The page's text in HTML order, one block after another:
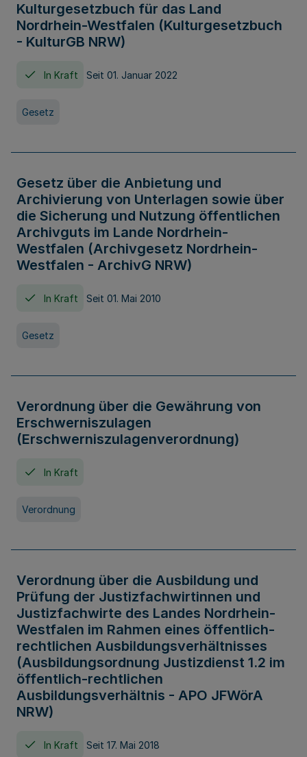
Kulturgesetzbuch für das Land
Nordrhein-Westfalen (Kulturgesetzbuch
- KulturGB NRW)
In Kraft Seit 01. Januar 2022
Gesetz
Gesetz über die Anbietung und
Archivierung von Unterlagen sowie über
die Sicherung und Nutzung öffentlichen
Archivguts im Lande Nordrhein-
Westfalen (Archivgesetz Nordrhein-
Westfalen - ArchivG NRW)
In Kraft Seit 01. Mai 2010
Gesetz
Verordnung über die Gewährung von
Erschwerniszulagen
(Erschwerniszulagenverordnung)
In Kraft
Verordnung
Verordnung über die Ausbildung und
Prüfung der Justizfachwirtinnen und
Justizfachwirte des Landes Nordrhein-
Westfalen im Rahmen eines öffentlich-
rechtlichen Ausbildungsverhältnisses
(Ausbildungsordnung Justizdienst 1.2 im
öffentlich-rechtlichen
Ausbildungsverhältnis - APO JFWörA
NRW)
In Kraft Seit 17. Mai 2018